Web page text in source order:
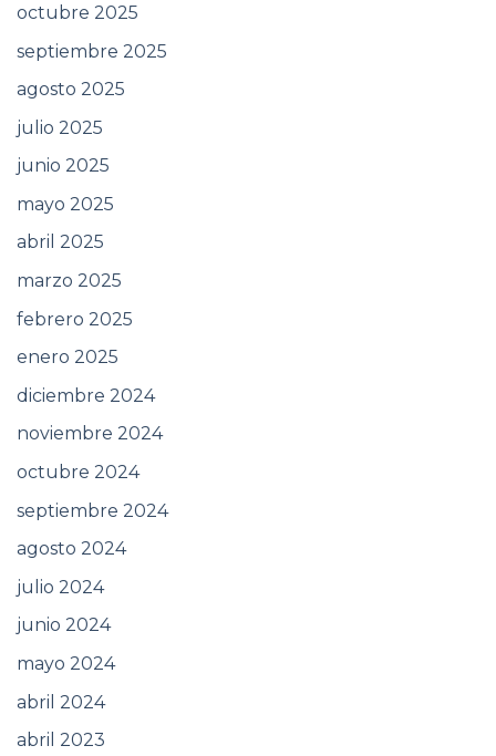
octubre 2025
septiembre 2025
agosto 2025
julio 2025
junio 2025
mayo 2025
abril 2025
marzo 2025
febrero 2025
enero 2025
diciembre 2024
noviembre 2024
octubre 2024
septiembre 2024
agosto 2024
julio 2024
junio 2024
mayo 2024
abril 2024
abril 2023